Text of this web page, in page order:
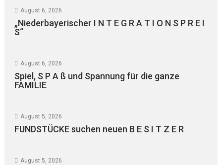
August 6, 2026
„Niederbayerischer I N T E G R A T I O N S P R E I
S“
August 6, 2026
Spiel, S P A ß und Spannung für die ganze
FAMILIE
August 5, 2026
FUNDSTÜCKE suchen neuen B E S I T Z E R
August 5, 2026